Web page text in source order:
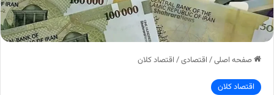
صفحه اصلی/ اقتصادی/ اقتصاد کلان
اقتصاد کلان